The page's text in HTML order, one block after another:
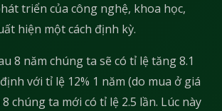
triển của công nghệ, khoa học,
hiện một cách định kỳ.
8 năm chúng ta sẽ có tỉ lệ tăng 8.1
với tỉ lệ 12% 1 năm (do mua ở giá
chúng ta mới có tỉ lệ 2.5 lần. Lúc này